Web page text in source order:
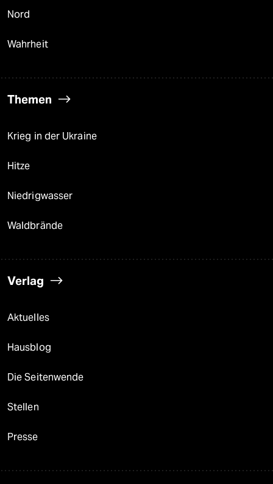
Nord
Wahrheit
Themen
Krieg in der Ukraine
Hitze
Niedrigwasser
Waldbrände
Verlag
Aktuelles
Hausblog
Die Seitenwende
Stellen
Presse